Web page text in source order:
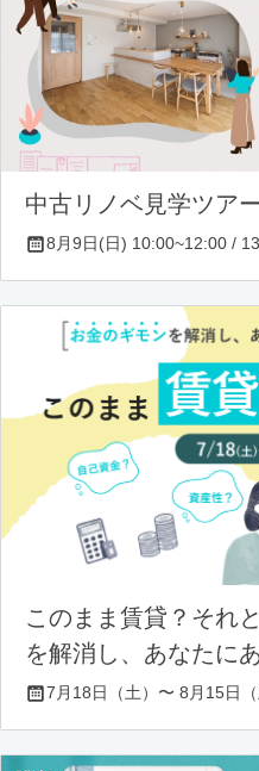
中古リノベ見学ツア
8月9日(日) 10:00~12:00 /
このまま賃貸？それ
を解消し、あなたに
7月18日（土）〜 8月15日